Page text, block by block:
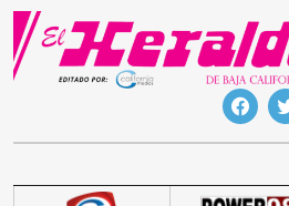
Skip
content